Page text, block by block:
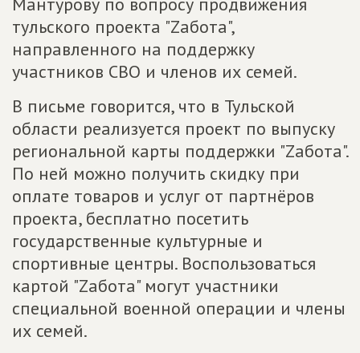
тульского проекта "Zабота",
направленного на поддержку
участников СВО и членов их семей.
В письме говорится, что в Тульской
области реализуется проект по выпуску
региональной карты поддержки "Zабота".
По ней можно получить скидку при
оплате товаров и услуг от партнёров
проекта, бесплатно посетить
государственные культурные и
спортивные центры. Воспользоваться
картой "Zабота" могут участники
специальной военной операции и члены
их семей.